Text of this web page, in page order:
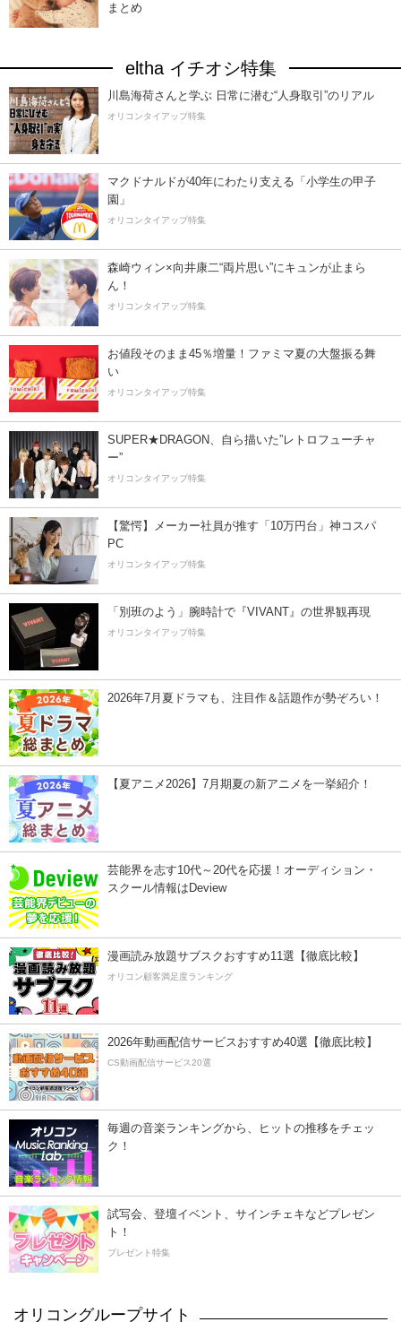
まとめ
eltha イチオシ特集
川島海荷さんと学ぶ 日常に潜む“人身取引”のリアル
オリコンタイアップ特集
マクドナルドが40年にわたり支える「小学生の甲子
園」
オリコンタイアップ特集
森崎ウィン×向井康二“両片思い”にキュンが止まら
ん！
オリコンタイアップ特集
お値段そのまま45％増量！ファミマ夏の大盤振る舞
い
オリコンタイアップ特集
SUPER★DRAGON、自ら描いた”レトロフューチャ
ー”
オリコンタイアップ特集
【驚愕】メーカー社員が推す「10万円台」神コスパ
PC
オリコンタイアップ特集
「別班のよう」腕時計で『VIVANT』の世界観再現
オリコンタイアップ特集
2026年7月夏ドラマも、注目作＆話題作が勢ぞろい！
【夏アニメ2026】7月期夏の新アニメを一挙紹介！
芸能界を志す10代～20代を応援！オーディション・
スクール情報はDeview
漫画読み放題サブスクおすすめ11選【徹底比較】
オリコン顧客満足度ランキング
2026年動画配信サービスおすすめ40選【徹底比較】
CS動画配信サービス20選
毎週の音楽ランキングから、ヒットの推移をチェッ
ク！
試写会、登壇イベント、サインチェキなどプレゼン
ト！
プレゼント特集
オリコングループサイト